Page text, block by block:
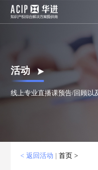
活动
线上专业直播课预告/回顾以
< 返回活动 |首页 >